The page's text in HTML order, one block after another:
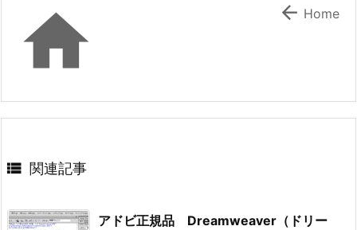
  Home
 関連記事
アドビ正規品 Dreamweaver（ドリー